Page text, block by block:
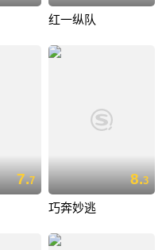
红一纵队
7.7 8.3
巧奔妙逃